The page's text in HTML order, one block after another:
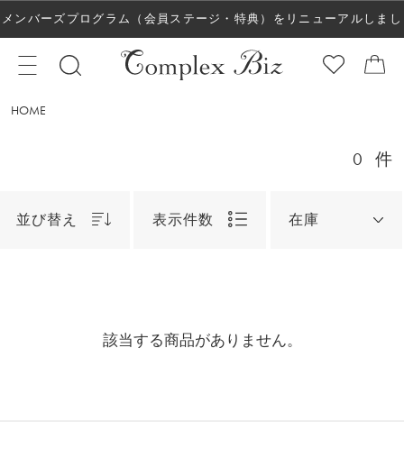
メンバーズプログラム（会員ステージ・特典）をリニューアルしまし
た！
HOME
0 件
並び替え 表示件数 在庫
該当する商品がありません。